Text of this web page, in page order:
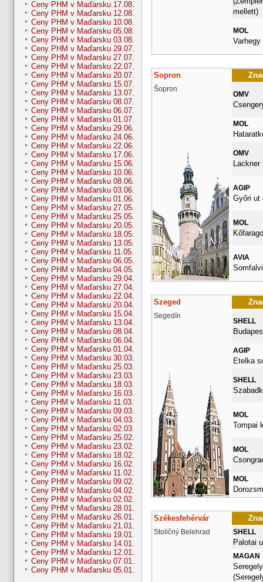
Ceny PHM v Maďarsku 17.08.
Ceny PHM v Maďarsku 12.08.
Ceny PHM v Maďarsku 10.08.
Ceny PHM v Maďarsku 05.08.
Ceny PHM v Maďarsku 03.08.
Ceny PHM v Maďarsku 29.07.
Ceny PHM v Maďarsku 27.07.
Ceny PHM v Maďarsku 22.07.
Ceny PHM v Maďarsku 20.07.
Ceny PHM v Maďarsku 15.07.
Ceny PHM v Maďarsku 13.07.
Ceny PHM v Maďarsku 08.07.
Ceny PHM v Maďarsku 06.07.
Ceny PHM v Maďarsku 01.07.
Ceny PHM v Maďarsku 29.06.
Ceny PHM v Maďarsku 24.06.
Ceny PHM v Maďarsku 22.06.
Ceny PHM v Maďarsku 17.06.
Ceny PHM v Maďarsku 15.06.
Ceny PHM v Maďarsku 10.06.
Ceny PHM v Maďarsku 08.06.
Ceny PHM v Maďarsku 03.06.
Ceny PHM v Maďarsku 01.06.
Ceny PHM v Maďarsku 27.05.
Ceny PHM v Maďarsku 25.05.
Ceny PHM v Maďarsku 20.05.
Ceny PHM v Maďarsku 18.05.
Ceny PHM v Maďarsku 13.05.
Ceny PHM v Maďarsku 11.05.
Ceny PHM v Maďarsku 06.05.
Ceny PHM v Maďarsku 04.05.
Ceny PHM v Maďarsku 29.04.
Ceny PHM v Maďarsku 27.04.
Ceny PHM v Maďarsku 22.04.
Ceny PHM v Maďarsku 20.04.
Ceny PHM v Maďarsku 15.04.
Ceny PHM v Maďarsku 13.04.
Ceny PHM v Maďarsku 08.04.
Ceny PHM v Maďarsku 06.04.
Ceny PHM v Maďarsku 01.04.
Ceny PHM v Maďarsku 30.03.
Ceny PHM v Maďarsku 25.03.
Ceny PHM v Maďarsku 23.03.
Ceny PHM v Maďarsku 18.03.
Ceny PHM v Maďarsku 16.03.
Ceny PHM v Maďarsku 11.03.
Ceny PHM v Maďarsku 09.03.
Ceny PHM v Maďarsku 04.03.
Ceny PHM v Maďarsku 02.03.
Ceny PHM v Maďarsku 25.02.
Ceny PHM v Maďarsku 23.02.
Ceny PHM v Maďarsku 18.02.
Ceny PHM v Maďarsku 16.02.
Ceny PHM v Maďarsku 11.02.
Ceny PHM v Maďarsku 09.02.
Ceny PHM v Maďarsku 04.02.
Ceny PHM v Maďarsku 02.02.
Ceny PHM v Maďarsku 28.01.
Ceny PHM v Maďarsku 26.01.
Ceny PHM v Maďarsku 21.01.
Ceny PHM v Maďarsku 19.01.
Ceny PHM v Maďarsku 14.01.
Ceny PHM v Maďarsku 12.01.
Ceny PHM v Maďarsku 07.01.
Ceny PHM v Maďarsku 05.01.
mellett)
MOL
Sopron
Šopron
OMV
MOL
OMV
AGIP
Győri ut
MOL
AVIA
Szeged
Segedín
SHELL
AGIP
Etelka
SHELL
MOL
Tompai
MOL
MOL
Székesfehérvár
Stoličný Belehrad SHELL
Palotai
MAGAN